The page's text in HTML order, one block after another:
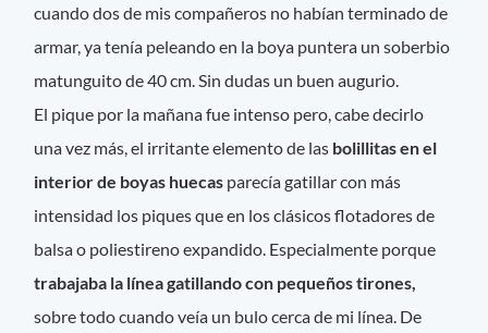
cuando dos de mis compañeros no habían terminado de
armar, ya tenía peleando en la boya puntera un soberbio
matunguito de 40 cm. Sin dudas un buen augurio.
El pique por la mañana fue intenso pero, cabe decirlo
una vez más, el irritante elemento de las bolillitas en el
interior de boyas huecas parecía gatillar con más
intensidad los piques que en los clásicos flotadores de
balsa o poliestireno expandido. Especialmente porque
trabajaba la línea gatillando con pequeños tirones,
sobre todo cuando veía un bulo cerca de mi línea. De